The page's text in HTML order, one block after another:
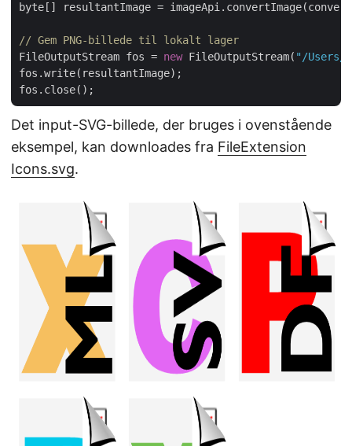
byte[] resultantImage =
// Gem PNG-billede til lokalt lager
FileOutputStream fos = new FileOutputStream( "/Users/
fos.write(resultantImage);
Det input-SVG-billede, der bruges i ovenstående
eksempel, kan downloades fra FileExtension
Icons.svg.